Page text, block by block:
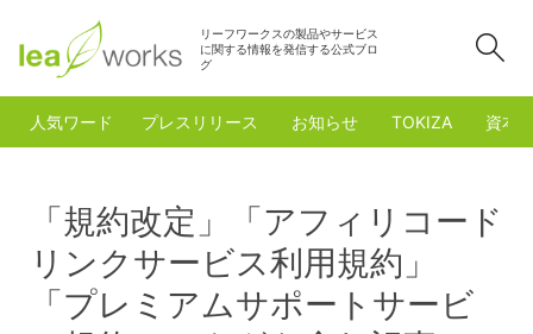
リーフワークスの製品やサービス
に関する情報を発信する公式ブロ
グ
人気ワード プレスリリース お知らせ TOKIZA 資本
「規約改定」「アフィリコード
リンクサービス利用規約」
「プレミアムサポートサービ